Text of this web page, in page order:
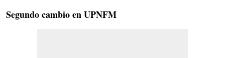
Segundo cambio en UPNFM